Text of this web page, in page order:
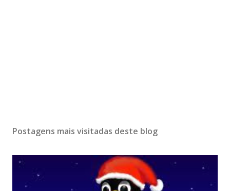
Postagens mais visitadas deste blog